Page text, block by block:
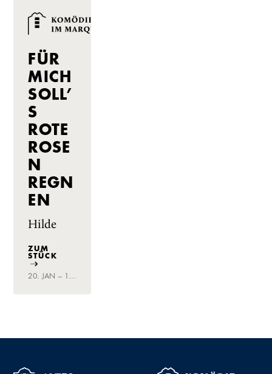
FÜR
MICH
SOLL’
S
ROTE
ROSE
N
REGN
EN
Hilde
ZUM
STÜCK
20. JAN – 10. MAR 2019